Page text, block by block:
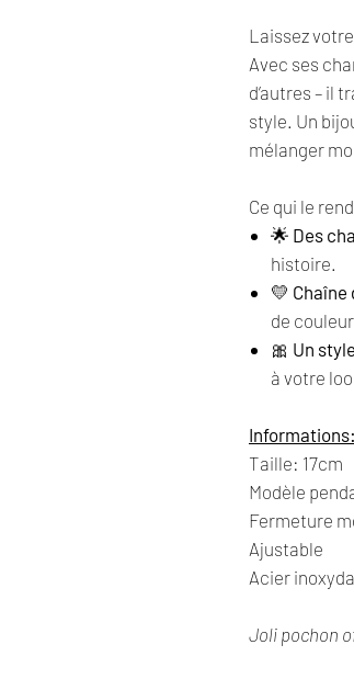
Laissez
Avec ses
d’autres – il
style. Un
mélanger
Ce qui le
🌟 Des
histoire.
💛 Chaîne
de
🎀 Un
à votre
Informations:
Taille: 17cm
Modèle
Fermeture
Ajustable
Acier
Joli pochon